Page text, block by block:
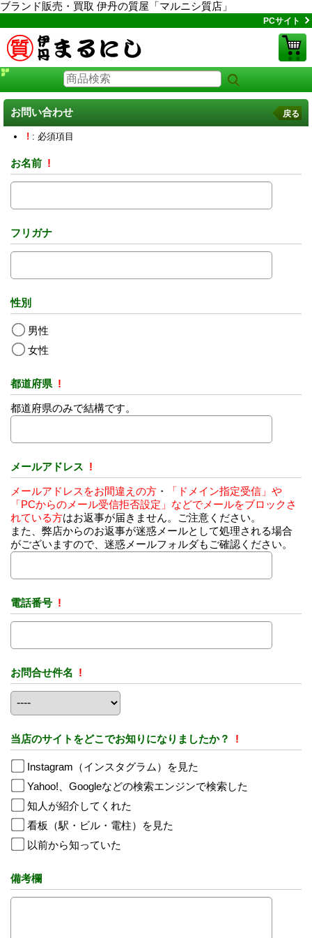
ブランド販売・買取 伊丹の質屋「マルニシ質店」
PCサイト
お問い合わせ 戻る
! : 必須項目
お名前 !
フリガナ
性別
男性
女性
都道府県 !
都道府県のみで結構です。
メールアドレス !
メールアドレスをお間違えの方 ・
「ドメイン指定受信」や
「PCからのメール受信拒否設定」などでメールをブロックさ
れている方はお返事が届きません。ご注意ください。
また、弊店からのお返事が迷惑メールとして処理される場合
がございますので、迷惑メールフォルダもご確認ください。
電話番号 !
お問合せ件名 !
当店のサイトをどこでお知りになりましたか？ !
Instagram（インスタグラム）を見た
Yahoo!、Googleなどの検索エンジンで検索した
知人が紹介してくれた
看板（駅・ビル・電柱）を見た
以前から知っていた
備考欄